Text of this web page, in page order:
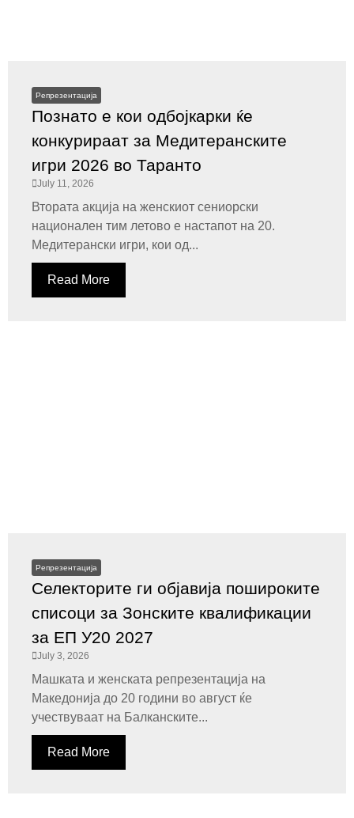
Репрезентација
Познато е кои одбојкарки ќе
конкурираат за Медитеранските
игри 2026 во Таранто
July 11, 2026
Втората акција на женскиот сениорски
национален тим летово е настапот на 20.
Медитерански игри, кои од...
Read More
Репрезентација
Селекторите ги објавија пошироките
списоци за Зонските квалификации
за ЕП У20 2027
July 3, 2026
Машката и женската репрезентација на
Македонија до 20 години во август ќе
учествуваат на Балканските...
Read More